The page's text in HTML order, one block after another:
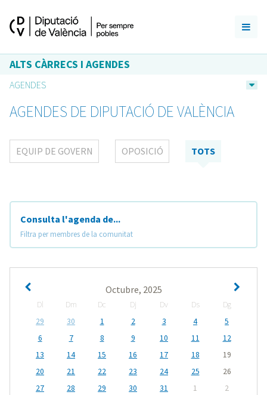
ALTS CÀRRECS I AGENDES
AGENDES
AGENDES DE DIPUTACIÓ DE VALÈNCIA
EQUIP DE GOVERN OPOSICIÓ TOTS
Consulta l'agenda de...
Filtra per membres de la comunitat
Octubre, 2025
Dl Dm Dc Dj Dv Ds
Dg
29
30 1 2 3 4
5
6
7 8 9 10 11
12
13
14 15 16 17 18
19
20
21 22 23 24 25
26
27
28 29 30 31 1 2